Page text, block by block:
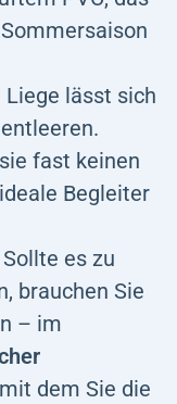
Liege lässt sich
fast keinen
Begleiter
Sollte es zu
brauchen Sie
– im
dem Sie die